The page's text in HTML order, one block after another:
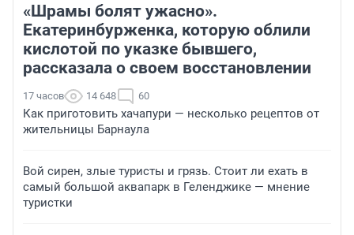
«Шрамы болят ужасно».
Екатеринбурженка, которую облили
кислотой по указке бывшего,
рассказала о своем восстановлении
17 часов 14 648 60
Как приготовить хачапури — несколько рецептов от
жительницы Барнаула
Вой сирен, злые туристы и грязь. Стоит ли ехать в
самый большой аквапарк в Геленджике — мнение
туристки